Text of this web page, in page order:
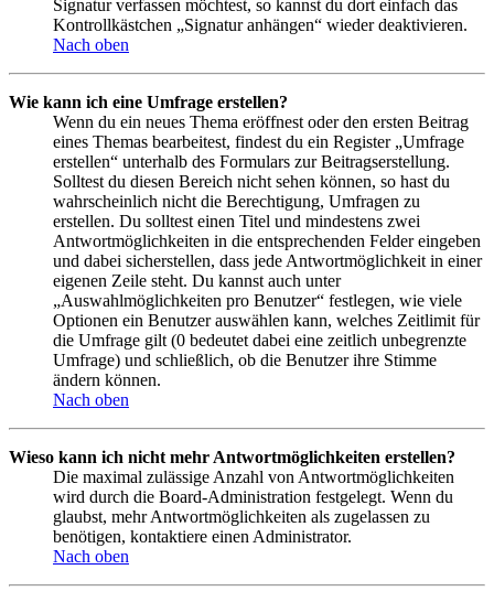
Signatur verfassen möchtest, so kannst du dort einfach das
Kontrollkästchen „Signatur anhängen“ wieder deaktivieren.
Nach oben
Wie kann ich eine Umfrage erstellen?
Wenn du ein neues Thema eröffnest oder den ersten Beitrag
eines Themas bearbeitest, findest du ein Register „Umfrage
erstellen“ unterhalb des Formulars zur Beitragserstellung.
Solltest du diesen Bereich nicht sehen können, so hast du
wahrscheinlich nicht die Berechtigung, Umfragen zu
erstellen. Du solltest einen Titel und mindestens zwei
Antwortmöglichkeiten in die entsprechenden Felder eingeben
und dabei sicherstellen, dass jede Antwortmöglichkeit in einer
eigenen Zeile steht. Du kannst auch unter
„Auswahlmöglichkeiten pro Benutzer“ festlegen, wie viele
Optionen ein Benutzer auswählen kann, welches Zeitlimit für
die Umfrage gilt (0 bedeutet dabei eine zeitlich unbegrenzte
Umfrage) und schließlich, ob die Benutzer ihre Stimme
ändern können.
Nach oben
Wieso kann ich nicht mehr Antwortmöglichkeiten erstellen?
Die maximal zulässige Anzahl von Antwortmöglichkeiten
wird durch die Board-Administration festgelegt. Wenn du
glaubst, mehr Antwortmöglichkeiten als zugelassen zu
benötigen, kontaktiere einen Administrator.
Nach oben